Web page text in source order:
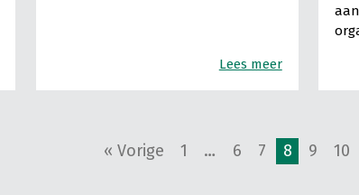
Lees meer
« Vorige 1 … 6 7 8 9 10